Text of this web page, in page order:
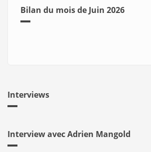
Bilan du mois de Juin 2026
Interviews
Interview avec Adrien Mangold